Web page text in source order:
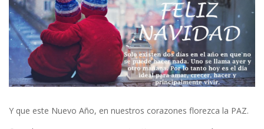
Y que este Nuevo Año, en nuestros corazones florezca la PAZ.